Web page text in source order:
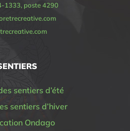
1333, poste 4290
sentiers d’été
sentiers d’hiver
Ondago